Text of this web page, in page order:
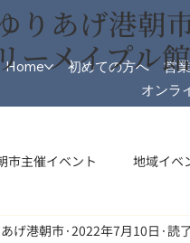
Home 初めての方へ 営
オンラ
りあげ港朝
リーメイプル館
市主催イベント 地域イベ
フード・加工 メイプ
げ港朝市 2022年7月10日 読